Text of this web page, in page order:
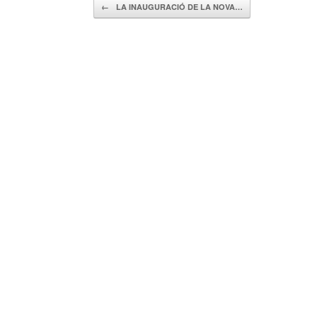
← LA INAUGURACIÓ DE LA NOVA…